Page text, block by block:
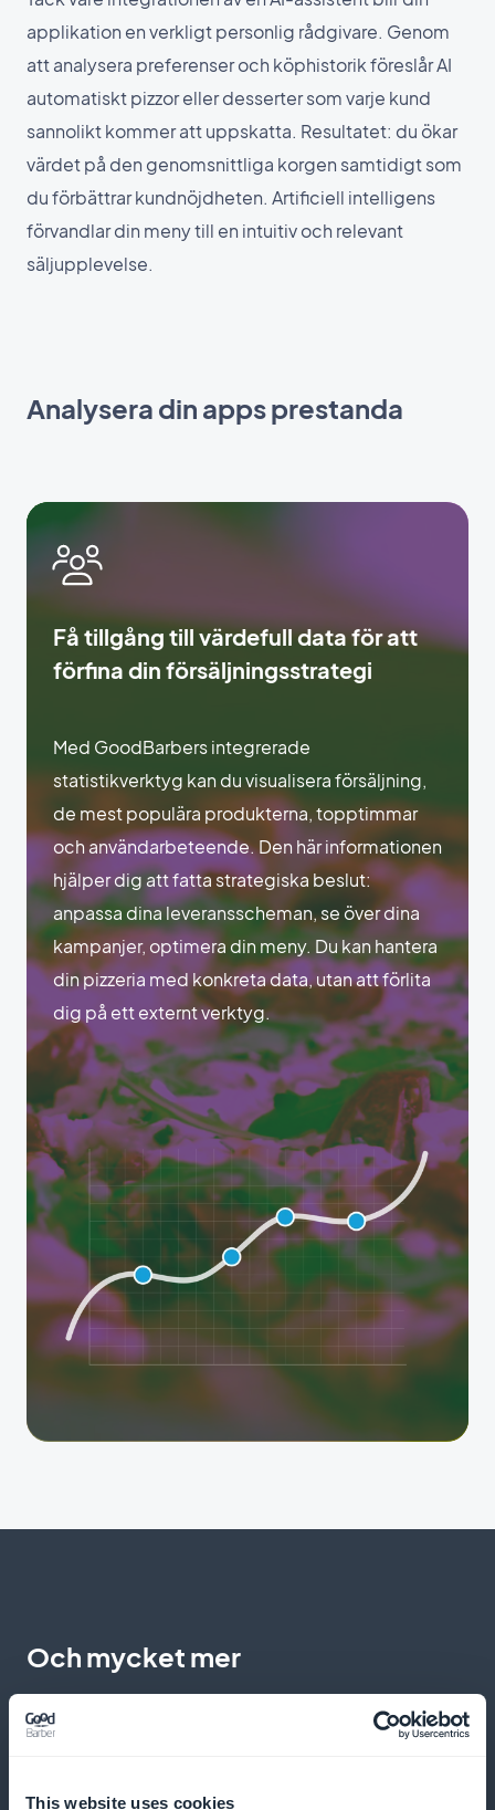
This website uses cookies
applikation en verkligt personlig rådgivare. Genom
att analysera preferenser och köphistorik föreslår AI
automatiskt pizzor eller desserter som varje kund
sannolikt kommer att uppskatta. Resultatet: du ökar
värdet på den genomsnittliga korgen samtidigt som
du förbättrar kundnöjdheten. Artificiell intelligens
förvandlar din meny till en intuitiv och relevant
säljupplevelse.
Analysera din apps prestanda
Få tillgång till värdefull data för att
förfina din försäljningsstrategi
Med GoodBarbers integrerade
statistikverktyg kan du visualisera försäljning,
de mest populära produkterna, topptimmar
och användarbeteende. Den här informationen
hjälper dig att fatta strategiska beslut:
anpassa dina leveransscheman, se över dina
kampanjer, optimera din meny. Du kan hantera
din pizzeria med konkreta data, utan att förlita
dig på ett externt verktyg.
Och mycket mer